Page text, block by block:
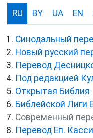
RU BY UA EN
Синодальный
Новый русский
Перевод
Под редакцией
Открытая Библия
Библейской Лиги
Cовременный
Перевод Еп.